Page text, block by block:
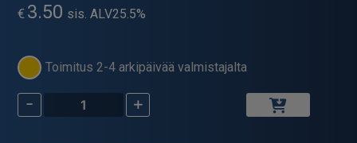
€ 3.50 sis. ALV25.5%
Toimitus 2-4 arkipäivää valmistajalta
-
MIKROKYTKIN
V4
+